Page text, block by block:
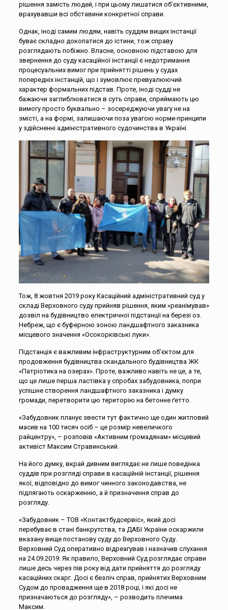
рішення замість людей, і при цьому лишатися об’єктивними,
врахувавши всі обставини конкретної справи.
Однак, іноді самим людям, навіть суддям вищих інстанції
буває складно докопатися до істини, тож справу
розглядають побіжно. Власне, основною підставою для
звернення до суду касаційної інстанції є недотримання
процесуальних вимог при прийнятті рішень у судах
попередніх інстанцій, що і зумовлює превуалюючий
характер формальних підстав. Проте, іноді судді не
бажаючи заглиблюватися в суть справи, сприймають цю
вимогу просто буквально – зосереджуючи увагу не на
змісті, а на формі, залишаючи поза увагою норми-принципи
у здійсненні адміністративного судочинства в Україні.
Тож, 8 жовтня 2019 року Касаційний адміністративний суд у
складі Верховного суду прийняв рішення, яким «реанімував»
дозвіл на будівництво електричної підстанції на березі оз.
Небреж, що є буферною зоною ландшафтного заказника
місцевого значення «Осокорківські луки».
Підстанція є важливим інфраструктурним об’єктом для
продовження будівництва скандального будівництва ЖК
«Патріотика на озерах». Проте, важливо навіть не це, а те,
що це лише перша ластівка у спробах забудовника, попри
успішне створення ландшафтного заказника і думку
громади, перетворити цю територію на бетонне ґетто.
«Забудовник планує звести тут фактично ще один житловий
масив на 100 тисяч осіб – це розмір невеличкого
райцентру», – розповів «Активним громадянам» місцевий
активіст Максим Стравинський.
На його думку, вкрай дивним виглядає не лише поведінка
суддів при розгляді справи в касаційній інстанції, рішення
якої, відповідно до вимог чинного законодавства, не
підлягають оскарженню, а й призначення справ до
розгляду.
«Забудовник – ТОВ «Контактбудсервіс», який досі
перебуває в стані банкрутства, та ДАБІ України оскаржили
вказану вище постанову суду до Верховного Суду.
Верховний Суд оперативно відреагував і назначив слухання
на 24.09.2019. Як правило, Верховний Суд розглядає справи
лише десь через пів року від дати прийняття до розгляду
касаційних скарг. Досі є безліч справ, прийнятих Верховним
Судом до провадження ще в 2018 році, і які досі не
призначаються до розгляду», – розводить плечима
Максим.